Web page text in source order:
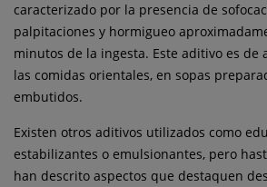
caracterizado por la presencia de
palpitaciones y hormigueo
minutos de la ingesta. Este aditivo es de
las comidas orientales, en sopas
embutidos.
Existen otros aditivos utilizados como
estabilizantes o emulsionantes, pero
han descrito aspectos que destaquen